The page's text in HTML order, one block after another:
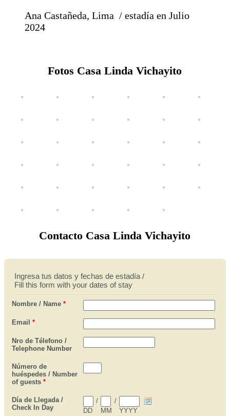
Ana Castañeda, Lima / estadía en Julio
2024
Fotos Casa Linda Vichayito
Contacto Casa Linda Vichayito